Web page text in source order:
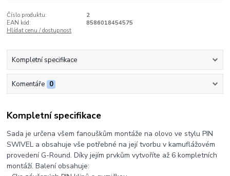
Číslo produktu:
2
EAN kód:
8586018454575
Hlídat cenu / dostupnost
Kompletní specifikace
Komentáře 0
Kompletní specifikace
Sada je určena všem fanouškům montáže na olovo ve stylu PIN
SWIVEL a obsahuje vše potřebné na její tvorbu v kamuflážovém
provedení G-Round. Díky jejím prvkům vytvoříte až 6 kompletních
montáží. Balení obsahuje: